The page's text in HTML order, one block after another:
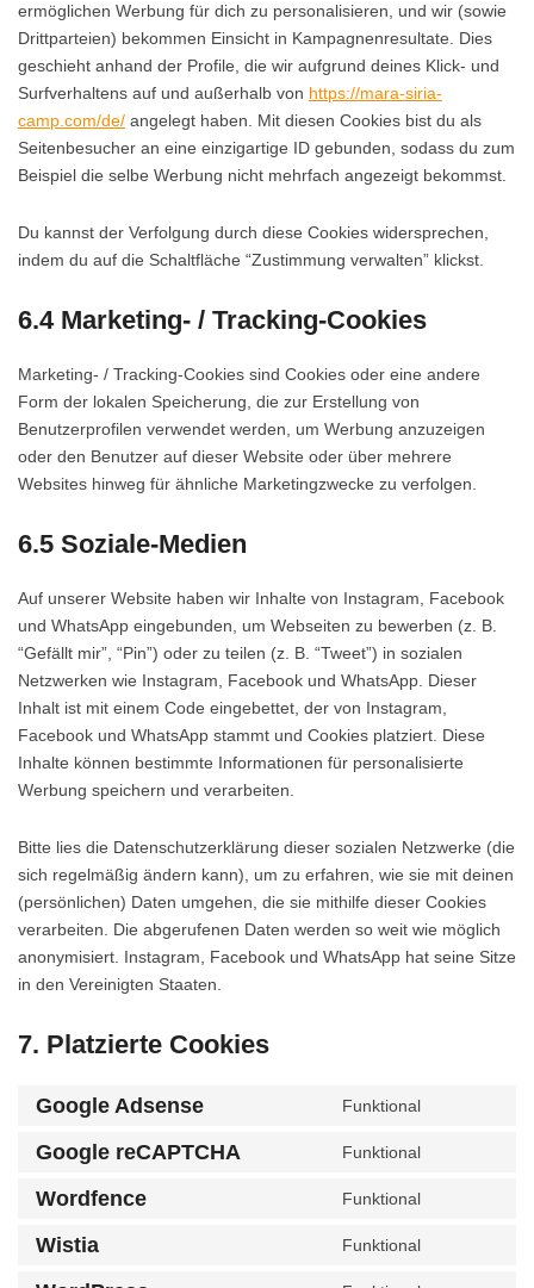
ermöglichen Werbung für dich zu personalisieren, und wir (sowie
Drittparteien) bekommen Einsicht in Kampagnenresultate. Dies
geschieht anhand der Profile, die wir aufgrund deines Klick- und
Surfverhaltens auf und außerhalb von https://mara-siria-
camp.com/de/ angelegt haben. Mit diesen Cookies bist du als
Seitenbesucher an eine einzigartige ID gebunden, sodass du zum
Beispiel die selbe Werbung nicht mehrfach angezeigt bekommst.
Du kannst der Verfolgung durch diese Cookies widersprechen,
indem du auf die Schaltfläche “Zustimmung verwalten” klickst.
6.4 Marketing- / Tracking-Cookies
Marketing- / Tracking-Cookies sind Cookies oder eine andere
Form der lokalen Speicherung, die zur Erstellung von
Benutzerprofilen verwendet werden, um Werbung anzuzeigen
oder den Benutzer auf dieser Website oder über mehrere
Websites hinweg für ähnliche Marketingzwecke zu verfolgen.
6.5 Soziale-Medien
Auf unserer Website haben wir Inhalte von Instagram, Facebook
und WhatsApp eingebunden, um Webseiten zu bewerben (z. B.
“Gefällt mir”, “Pin”) oder zu teilen (z. B. “Tweet”) in sozialen
Netzwerken wie Instagram, Facebook und WhatsApp. Dieser
Inhalt ist mit einem Code eingebettet, der von Instagram,
Facebook und WhatsApp stammt und Cookies platziert. Diese
Inhalte können bestimmte Informationen für personalisierte
Werbung speichern und verarbeiten.
Bitte lies die Datenschutzerklärung dieser sozialen Netzwerke (die
sich regelmäßig ändern kann), um zu erfahren, wie sie mit deinen
(persönlichen) Daten umgehen, die sie mithilfe dieser Cookies
verarbeiten. Die abgerufenen Daten werden so weit wie möglich
anonymisiert. Instagram, Facebook und WhatsApp hat seine Sitze
in den Vereinigten Staaten.
7. Platzierte Cookies
Google Adsense Funktional
Google reCAPTCHA Funktional
Wordfence Funktional
Wistia Funktional